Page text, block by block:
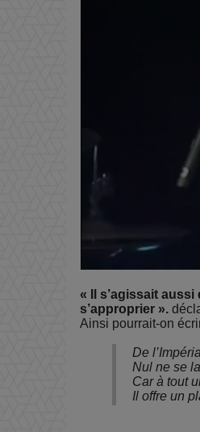
« Il s’agissait
s’approprier ».
Ainsi pourrait-on
De
Nul ne se
Car à tout
Il offre un